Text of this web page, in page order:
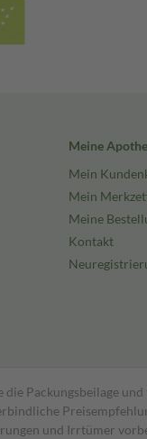
Meine
Mein
Mein
Meine
Kontakt
die Packungsbeilage
und Irrtümer